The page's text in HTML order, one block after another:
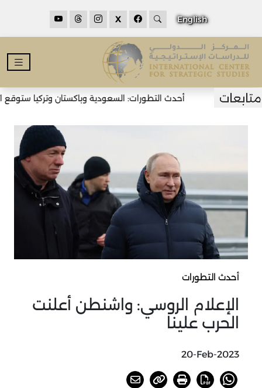
English
X
أحدث التطورات: السعودية وباكستان وتركيا ستوقع
أحدث التطورات
الإعلام الروسي: واشنطن أعلنت
الحرب علينا
20-Feb-2023